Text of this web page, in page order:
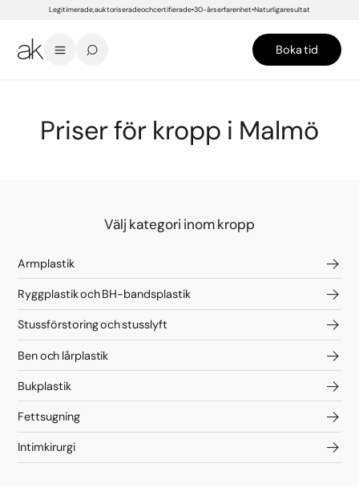
Legitimerade, auktoriserade och certifierade 30-års erfarenhet Naturliga resultat
Boka tid
Priser för kropp i Malmö
Välj kategori inom kropp
Armplastik
Ryggplastik och BH-bandsplastik
Stussförstoring och stusslyft
Ben och lårplastik
Bukplastik
Fettsugning
Intimkirurgi